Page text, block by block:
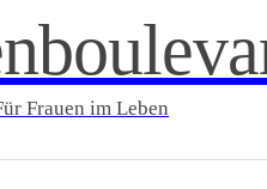
Frauen im Leben